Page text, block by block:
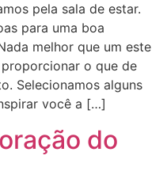
pela sala de estar.
para uma boa
melhor que um este
o que de
Selecionamos alguns
você a […]
do